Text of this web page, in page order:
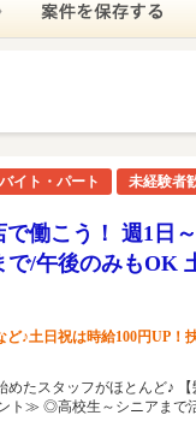
イト・パート 未経験者
働こう！ 週1日
/午後のみもOK
ど♪土日祝は時給100円UP！
たスタッフがほとんど♪ 【
ト≫ ◎高校生～シニアまで